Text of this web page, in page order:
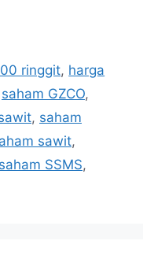
ringgit, harga
saham GZCO,
, saham
sawit,
saham SSMS,